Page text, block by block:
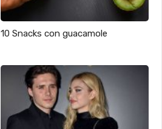
10 Snacks con guacamole